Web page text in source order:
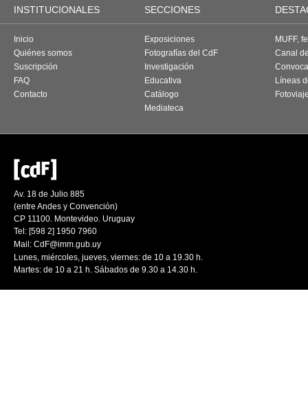
INSTITUCIONALES SECCIONES
Inicio
Quiénes somos
Suscripción
FAQ
Contacto
Exposiciones
Fotografías del CdF
Investigación
Educativa
Catálogo
Mediateca
MUFF,
Canal
Líneas
Av. 18 de Julio 885
(entre Andes y Convención)
CP 11100. Montevideo. Uruguay
Tel: [598 2] 1950 7960
Mail: CdF@imm.gub.uy
Lunes, miércoles, jueves, viernes: de 10 a 19.30 h.
Martes: de 10 a 21 h. Sábados de 9.30 a 14.30 h.